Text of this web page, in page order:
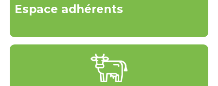
Espace adhérents